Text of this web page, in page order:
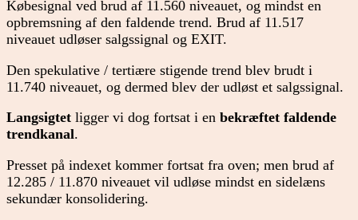
Købesignal ved brud af 11.560 niveauet, og mindst en
opbremsning af den faldende trend. Brud af 11.517
niveauet udløser salgssignal og EXIT.
Den spekulative / tertiære stigende trend blev brudt i
11.740 niveauet, og dermed blev der udløst et salgssignal.
Langsigtet ligger vi dog fortsat i en bekræftet faldende
trendkanal.
Presset på indexet kommer fortsat fra oven; men brud af
12.285 / 11.870 niveauet vil udløse mindst en sidelæns
sekundær konsolidering.